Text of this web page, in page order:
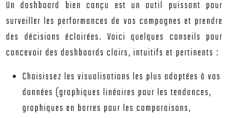
Un dashboard bien conçu est un outil puissant pour
surveiller les performances de vos campagnes et prendre
des décisions éclairées. Voici quelques conseils pour
concevoir des dashboards clairs, intuitifs et pertinents :
Choisissez les visualisations les plus adaptées à vos
données (graphiques linéaires pour les tendances,
graphiques en barres pour les comparaisons,